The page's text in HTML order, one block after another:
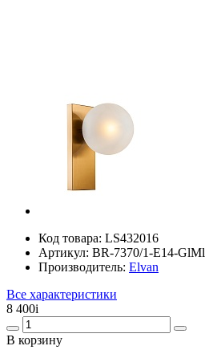
Код товара: LS432016
Артикул: BR-7370/1-E14-GlMl
Производитель: Elvan
Все характеристики
8 400i
В корзину